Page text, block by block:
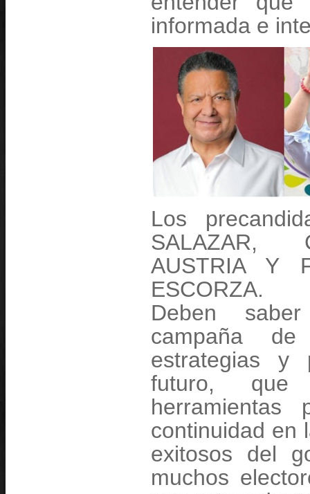
informada e
Los
SALAZAR,
AUSTRIA Y
ESCORZA.
Deben
campaña de
estrategias y
futuro, que
herramientas
continuidad en
exitosos del
muchos